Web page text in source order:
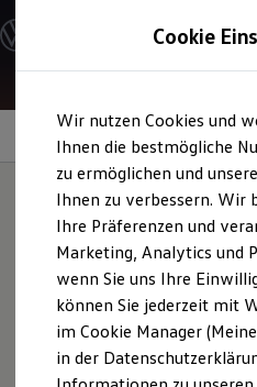
Hauptinhalt
springen
Footer
springen
Modelle und Konfigurator
Konfigurator
Modelle vergleichen
Elektroautos
ENERGY
Nutzfahrzeuge
SUV und CUV
Familienautos
Kombis
Kompaktwagen
Sportwagen
Schnell verfügbare
Angebote und Produkte
Aktuelle Angebote
E-Auto-Förderung
Volkswagen
Felgen
Machen Sie Ihre Räder mit
Alufelgen, zu einem echten
Volkwagen mit robusten
Cookie
Wir nutzen Cookies und
Ihnen die bestmögliche
zu ermöglichen und
Ihnen zu verbessern. Wir
Ihre Präferenzen und
Marketing, Analytics und
wenn Sie uns Ihre
können Sie jederzeit mit
im Cookie Manager
in der